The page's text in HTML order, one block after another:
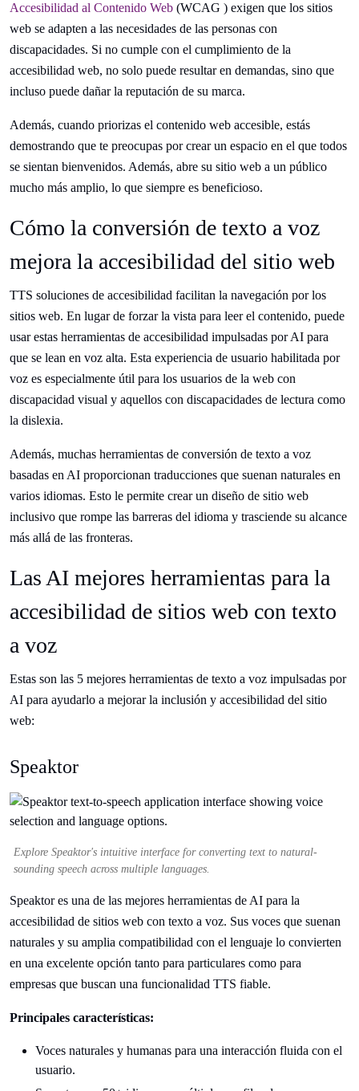
Accesibilidad al Contenido Web (WCAG ) exigen que los sitios
web se adapten a las necesidades de las personas con
discapacidades. Si no cumple con el cumplimiento de la
accesibilidad web, no solo puede resultar en demandas, sino que
incluso puede dañar la reputación de su marca.
Además, cuando priorizas el contenido web accesible, estás
demostrando que te preocupas por crear un espacio en el que todos
se sientan bienvenidos. Además, abre su sitio web a un público
mucho más amplio, lo que siempre es beneficioso.
Cómo la conversión de texto a voz
mejora la accesibilidad del sitio web
TTS soluciones de accesibilidad facilitan la navegación por los
sitios web. En lugar de forzar la vista para leer el contenido, puede
usar estas herramientas de accesibilidad impulsadas por AI para
que se lean en voz alta. Esta experiencia de usuario habilitada por
voz es especialmente útil para los usuarios de la web con
discapacidad visual y aquellos con discapacidades de lectura como
la dislexia.
Además, muchas herramientas de conversión de texto a voz
basadas en AI proporcionan traducciones que suenan naturales en
varios idiomas. Esto le permite crear un diseño de sitio web
inclusivo que rompe las barreras del idioma y trasciende su alcance
más allá de las fronteras.
Las AI mejores herramientas para la
accesibilidad de sitios web con texto
a voz
Estas son las 5 mejores herramientas de texto a voz impulsadas por
AI para ayudarlo a mejorar la inclusión y accesibilidad del sitio
web:
Speaktor
Explore Speaktor's intuitive interface for converting text to natural-
sounding speech across multiple languages.
Speaktor es una de las mejores herramientas de AI para la
accesibilidad de sitios web con texto a voz. Sus voces que suenan
naturales y su amplia compatibilidad con el lenguaje lo convierten
en una excelente opción tanto para particulares como para
empresas que buscan una funcionalidad TTS fiable.
Principales características:
Voces naturales y humanas para una interacción fluida con el
usuario.